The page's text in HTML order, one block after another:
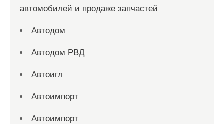
автомобилей и продаже запчастей
Автодом
Автодом РВД
Автоигл
Автоимпорт
Автоимпорт